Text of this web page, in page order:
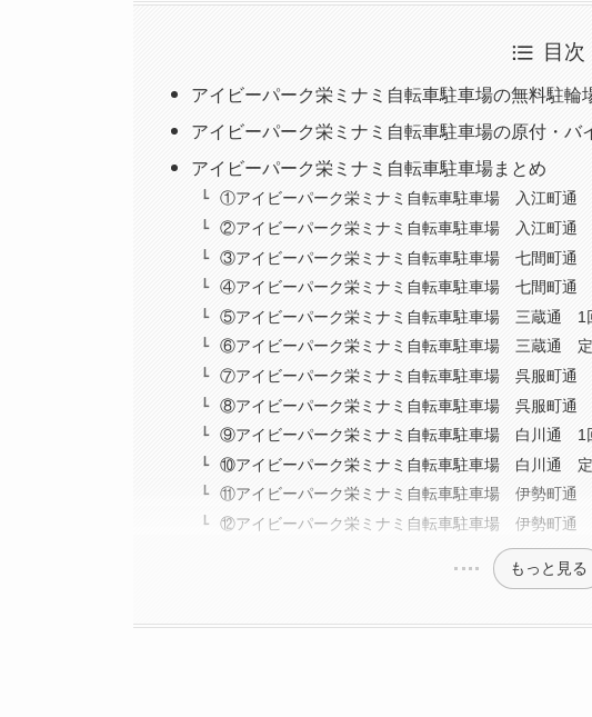
目次
アイビーパーク栄ミナミ自転車駐車場の無料駐輪
アイビーパーク栄ミナミ自転車駐車場の原付・バ
アイビーパーク栄ミナミ自転車駐車場まとめ
①アイビーパーク栄ミナミ自転車駐車場 入江町通
②アイビーパーク栄ミナミ自転車駐車場 入江町通
③アイビーパーク栄ミナミ自転車駐車場 七間町通
④アイビーパーク栄ミナミ自転車駐車場 七間町通
⑤アイビーパーク栄ミナミ自転車駐車場 三蔵通 1
⑥アイビーパーク栄ミナミ自転車駐車場 三蔵通 定
⑦アイビーパーク栄ミナミ自転車駐車場 呉服町通
⑧アイビーパーク栄ミナミ自転車駐車場 呉服町通
⑨アイビーパーク栄ミナミ自転車駐車場 白川通 1
⑩アイビーパーク栄ミナミ自転車駐車場 白川通 定
⑪アイビーパーク栄ミナミ自転車駐車場 伊勢町通
⑫アイビーパーク栄ミナミ自転車駐車場 伊勢町通
もっと見る